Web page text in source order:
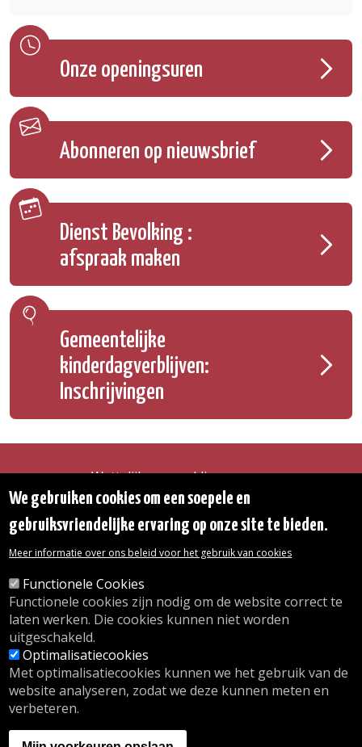
Onze openingsuren
Abonneren op nieuwsbrief
Dienst Bevolking :
afspraak maken
Gemeentelijke
kinderdagverblijven:
Inschrijvingen
Wettelijke vermeldingen
Toegankelijkheidsverklaring
Toegang tot het Gemeentehuis
De gemeente diensten
Contact
© 2026 Gemeente Oudergem
Emile Idiersstraat 12 - 1160 Oudergem
Tel. :02/676.48.11.
Inschrijving kinderdagverblijf
We gebruiken cookies om een soepele en
gebruiksvriendelijke ervaring op onze site te bieden.
Meer informatie over ons beleid voor het gebruik van cookies
Functionele Cookies
Functionele cookies zijn nodig om de website correct te
laten werken. Die cookies kunnen niet worden
uitgeschakeld.
Optimalisatiecookies
Met optimalisatiecookies kunnen we het gebruik van de
website analyseren, zodat we deze kunnen meten en
verbeteren.